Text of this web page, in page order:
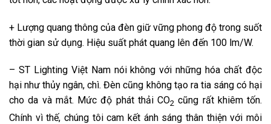
+ Lượng quang thông của đèn giữ vững phong độ trong suốt
thời gian sử dụng. Hiệu suất phát quang lên đến 100 lm/W.
– ST Lighting Việt Nam nói không với những hóa chất độc
hại như thủy ngân, chì. Đèn cũng không tạo ra tia sáng có hại
cho da và mắt. Mức độ phát thải CO2 cũng rất khiêm tốn.
Chính vì thế, chúng tôi cam kết ánh sáng thân thiện với môi